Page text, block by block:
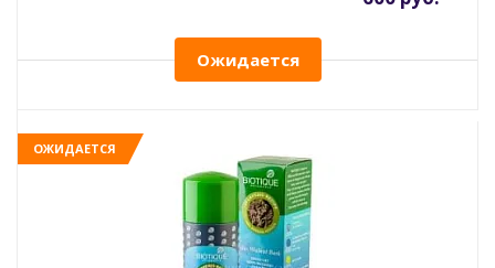
Ожидается
ОЖИДАЕТСЯ